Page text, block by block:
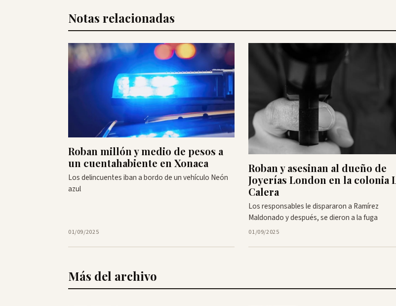
Notas relacionadas
Roban millón y medio de pesos a
un cuentahabiente en Xonaca
Los delincuentes iban a bordo de un vehículo Neón
azul
01/09/2025
Roban y asesinan al dueño de
Joyerías London en la colonia
Calera
Los responsables le dispararon a Ramírez
Maldonado y después, se dieron a la fuga
01/09/2025
Más del archivo